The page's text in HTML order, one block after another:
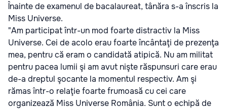
Înainte de examenul de bacalaureat, tânăra s-a înscris la
Miss Universe.
"Am participat într-un mod foarte distractiv la Miss
Universe. Cei de acolo erau foarte încântaţi de prezenţa
mea, pentru că eram o candidată atipică. Nu am militat
pentru pacea lumii şi am avut nişte răspunsuri care erau
de-a dreptul şocante la momentul respectiv. Am şi
rămas într-o relaţie foarte frumoasă cu cei care
organizează Miss Universe România. Sunt o echipă de